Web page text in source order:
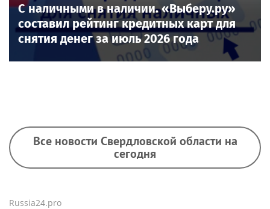
С наличными в наличии. «Выберу.ру»
составил рейтинг кредитных карт для
снятия денег за июль 2026 года
Все новости Свердловской области на
сегодня
Russia24.pro